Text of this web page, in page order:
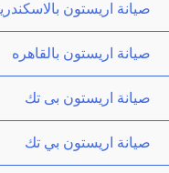
صيانة اريستون بالاسكندريه
صيانة اريستون بالقاهره
صيانة اريستون بى تك
صيانة اريستون بي تك